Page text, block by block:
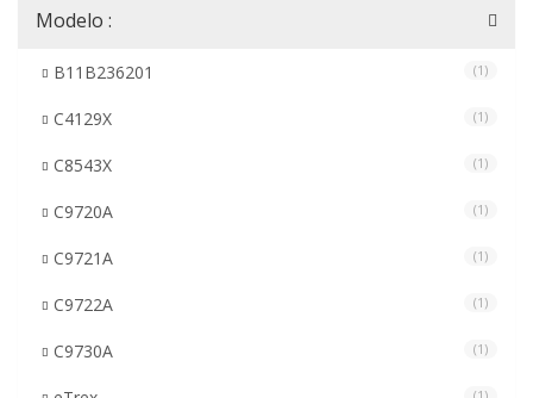
Modelo :
B11B236201 (1)
C4129X (1)
C8543X (1)
C9720A (1)
C9721A (1)
C9722A (1)
C9730A (1)